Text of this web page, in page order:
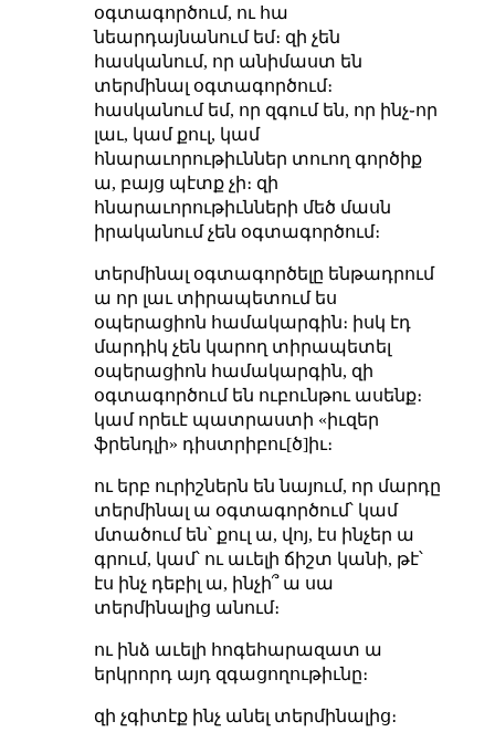
օգտագործում, ու հա
նեարդայնանում եմ։ զի չեն
հասկանում, որ անիմաստ են
տերմինալ օգտագործում։
հասկանում եմ, որ զգում են, որ ինչ֊որ
լաւ, կամ քուլ, կամ
հնարաւորութիւններ տուող գործիք
ա, բայց պէտք չի։ զի
հնարաւորութիւնների մեծ մասն
իրականում չեն օգտագործում։
տերմինալ օգտագործելը ենթադրում
ա որ լաւ տիրապետում ես
օպերացիոն համակարգին։ իսկ էդ
մարդիկ չեն կարող տիրապետել
օպերացիոն համակարգին, զի
օգտագործում են ուբունթու ասենք։
կամ որեւէ պատրաստի «իւզեր
ֆրենդլի» դիստրիբու[ծ]իւ։
ու երբ ուրիշներն են նայում, որ մարդը
տերմինալ ա օգտագործում՝ կամ
մտածում են՝ քուլ ա, վոյ, էս ինչեր ա
գրում, կամ՝ ու աւելի ճիշտ կանի, թէ՝
էս ինչ դեբիլ ա, ինչի՞ ա սա
տերմինալից անում։
ու ինձ աւելի հոգեհարազատ ա
երկրորդ այդ զգացողութիւնը։
զի չգիտէք ինչ անել տերմինալից։